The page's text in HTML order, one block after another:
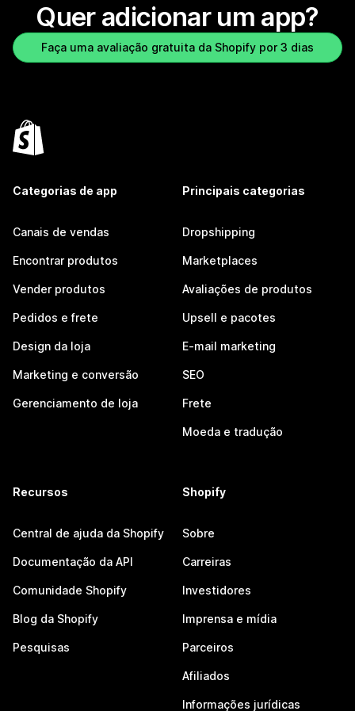
Quer adicionar um app?
Faça uma avaliação gratuita da Shopify por 3 dias
Categorias de app
Canais de vendas
Encontrar produtos
Vender produtos
Pedidos e frete
Design da loja
Marketing e conversão
Gerenciamento de loja
Principais categorias
Dropshipping
Marketplaces
Avaliações de produtos
Upsell e pacotes
E-mail marketing
SEO
Frete
Moeda e tradução
Recursos
Central de ajuda da Shopify
Documentação da API
Comunidade Shopify
Blog da Shopify
Pesquisas
Shopify
Sobre
Carreiras
Investidores
Imprensa e mídia
Parceiros
Afiliados
Informações jurídicas